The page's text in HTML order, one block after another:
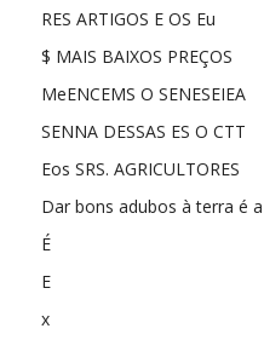
RES ARTIGOS E OS Eu
$ MAIS BAIXOS PREÇOS
MeENCEMS O SENESEIEA
SENNA DESSAS ES O CTT
Eos SRS. AGRICULTORES
Dar bons adubos à terra é
É
E
x